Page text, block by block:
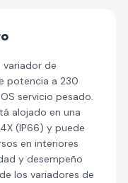
variador de
potencia a 230
servicio pesado.
alojado en una
(IP66) y puede
en interiores
y desempeño
los variadores de